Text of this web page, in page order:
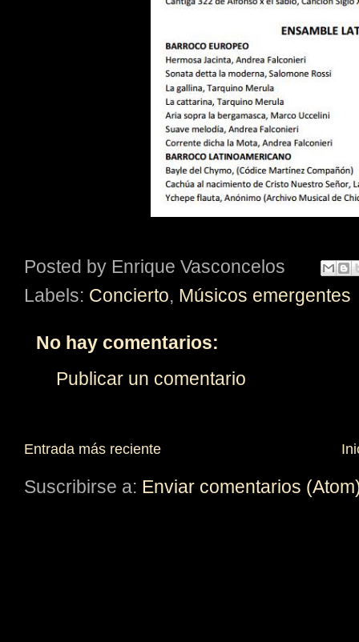
Posted by Enrique Vasconcelos
Labels: Concierto, Músicos emergentes
No hay comentarios:
Publicar un comentario
Entrada más reciente
Suscribirse a: Enviar comentarios